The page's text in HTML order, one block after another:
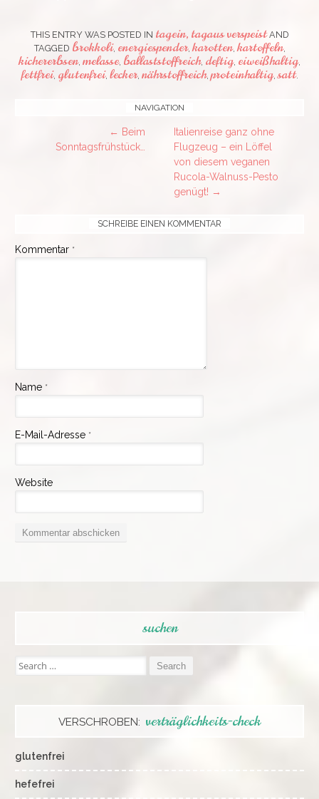
THIS ENTRY WAS POSTED IN tagein, tagaus verspeistAND
TAGGED brokkoli, energiespender,karotten,kartoffeln,
kichererbsen, melasse, ballaststoffreich, deftig, eiweißhaltig,
fettfrei, glutenfrei, lecker, nährstoffreich,proteinhaltig,satt.
navigation
NAVIGATION
← Beim
Sonntagsfrühstück…
Italienreise ganz ohne
Flugzeug – ein Löffel
von diesem veganen
Rucola-Walnuss-Pesto
genügt! →
SCHREIBE EINEN KOMMENTAR
Kommentar *
Name *
E-Mail-Adresse *
Website
suchen
Search
for:
VERSCHROBEN: verträglichkeits-check
glutenfrei
hefefrei